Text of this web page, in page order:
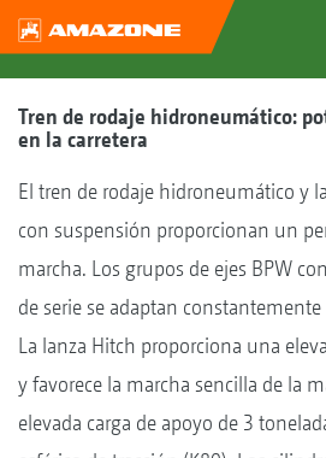
Tren de rodaje hidroneumático:
en la carretera
El tren de rodaje hidroneumático y
con suspensión proporcionan un
marcha. Los grupos de ejes BPW
de serie se adaptan constantemente
La lanza Hitch proporciona una
y favorece la marcha sencilla de la
elevada carga de apoyo de 3